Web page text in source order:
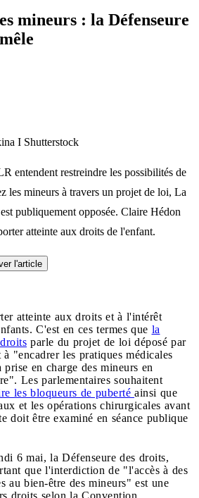
mineurs : la Défenseure
I Shutterstock
entendent restreindre les possibilités de
les mineurs à travers un projet de loi, La
publiquement opposée. Claire Hédon
atteinte aux droits de l'enfant.
l'article
atteinte aux droits et à l'intérêt
C'est en ces termes que la
parle du projet de loi déposé par
"encadrer les pratiques médicales
en charge des mineurs en
Les parlementaires souhaitent
les bloqueurs de puberté ainsi que
et les opérations chirurgicales avant
doit être examiné en séance publique
6 mai, la Défenseure des droits,
que l'interdiction de "l'accès à des
au bien-être des mineurs" est une
droits selon la Convention